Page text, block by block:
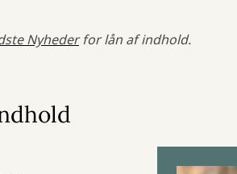
Nyhederfor lån af indhold.